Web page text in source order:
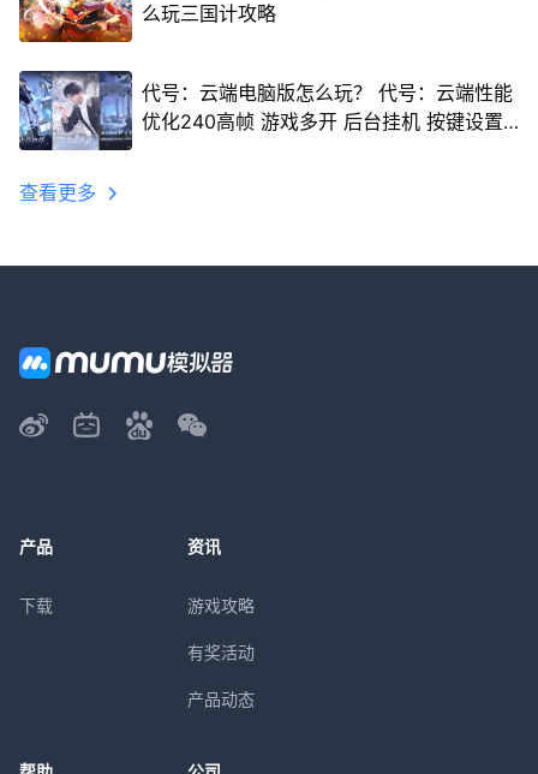
么玩三国计攻略
代号：云端电脑版怎么玩？ 代号：云端性能
优化240高帧 游戏多开 后台挂机 按键设置
查看更多
产品
下载
资讯
游戏攻略
有奖活动
产品动态